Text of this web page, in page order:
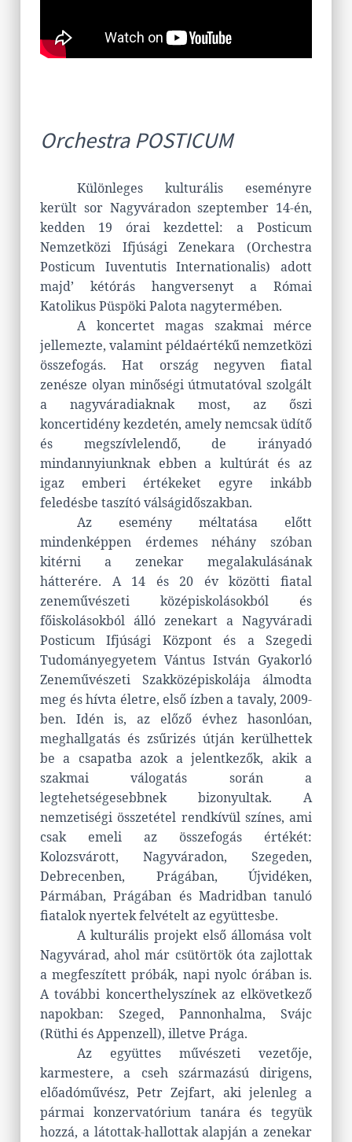
Orchestra POSTICUM
Különleges kulturális eseményre
került sor Nagyváradon szeptember 14-én,
kedden 19 órai kezdettel: a Posticum
Nemzetközi Ifjúsági Zenekara (Orchestra
Posticum Iuventutis Internationalis) adott
majd’ kétórás hangversenyt a Római
Katolikus Püspöki Palota nagytermében.
A koncertet magas szakmai mérce
jellemezte, valamint példaértékű nemzetközi
összefogás. Hat ország negyven fiatal
zenésze olyan minőségi útmutatóval szolgált
a nagyváradiaknak most, az őszi
koncertidény kezdetén, amely nemcsak üdítő
és megszívlelendő, de irányadó
mindannyiunknak ebben a kultúrát és az
igaz emberi értékeket egyre inkább
feledésbe taszító válságidőszakban.
Az esemény méltatása előtt
mindenképpen érdemes néhány szóban
kitérni a zenekar megalakulásának
hátterére. A 14 és 20 év közötti fiatal
zeneművészeti középiskolásokból és
főiskolásokból álló zenekart a Nagyváradi
Posticum Ifjúsági Központ és a Szegedi
Tudományegyetem Vántus István Gyakorló
Zeneművészeti Szakközépiskolája álmodta
meg és hívta életre, első ízben a tavaly, 2009-
ben. Idén is, az előző évhez hasonlóan,
meghallgatás és zsűrizés útján kerülhettek
be a csapatba azok a jelentkezők, akik a
szakmai válogatás során a
legtehetségesebbnek bizonyultak. A
nemzetiségi összetétel rendkívül színes, ami
csak emeli az összefogás értékét:
Kolozsvárott, Nagyváradon, Szegeden,
Debrecenben, Prágában, Újvidéken,
Pármában, Prágában és Madridban tanuló
fiatalok nyertek felvételt az együttesbe.
A kulturális projekt első állomása volt
Nagyvárad, ahol már csütörtök óta zajlottak
a megfeszített próbák, napi nyolc órában is.
A további koncerthelyszínek az elkövetkező
napokban: Szeged, Pannonhalma, Svájc
(Rüthi és Appenzell), illetve Prága.
Az együttes művészeti vezetője,
karmestere, a cseh származású dirigens,
előadóművész, Petr Zejfart, aki jelenleg a
pármai konzervatórium tanára és tegyük
hozzá, a látottak-hallottak alapján a zenekar